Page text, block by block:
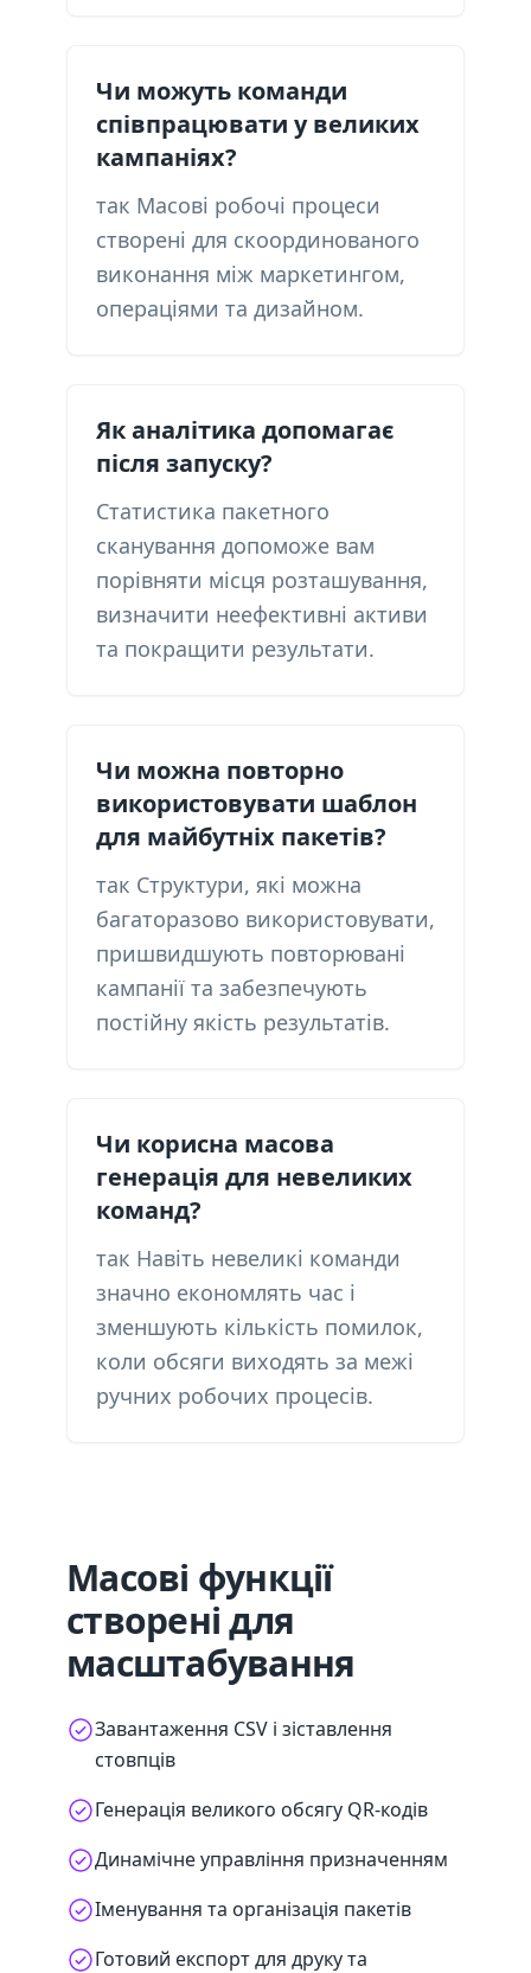
Чи можуть команди
співпрацювати у великих
кампаніях?
так Масові робочі процеси
створені для скоординованого
виконання між маркетингом,
операціями та дизайном.
Як аналітика допомагає
після запуску?
Статистика пакетного
сканування допоможе вам
порівняти місця розташування,
визначити неефективні активи
та покращити результати.
Чи можна повторно
використовувати шаблон
для майбутніх пакетів?
так Структури, які можна
багаторазово використовувати,
пришвидшують повторювані
кампанії та забезпечують
постійну якість результатів.
Чи корисна масова
генерація для невеликих
команд?
так Навіть невеликі команди
значно економлять час і
зменшують кількість помилок,
коли обсяги виходять за межі
ручних робочих процесів.
Масові функції
створені для
масштабування
Завантаження CSV і зіставлення
стовпців
Генерація великого обсягу QR-кодів
Динамічне управління призначенням
Іменування та організація пакетів
Готовий експорт для друку та